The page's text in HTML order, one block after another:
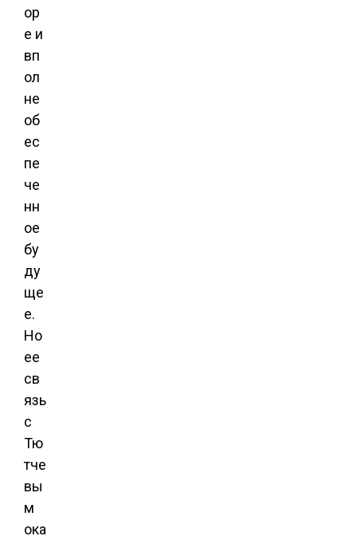
ор
е и
вп
ол
не
об
ес
пе
че
нн
ое
бу
ду
ще
е.
Но
ее
св
язь
с
Тю
тче
вы
м
ока